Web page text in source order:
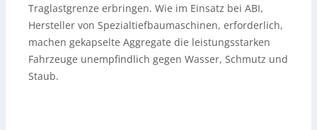
Traglastgrenze erbringen. Wie im Einsatz bei ABI,
Hersteller von Spezialtiefbaumaschinen, erforderlich,
machen gekapselte Aggregate die leistungsstarken
Fahrzeuge unempfindlich gegen Wasser, Schmutz und
Staub.